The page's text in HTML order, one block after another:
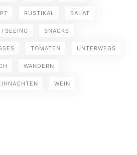
RUSTIKAL SALAT
SNACKS
TOMATEN UNTERWEGS
WANDERN
WEIN